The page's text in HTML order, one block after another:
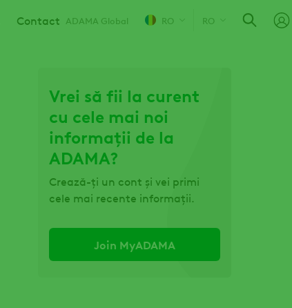
Contact ADAMA Global RO RO
Vrei să fii la curent
cu cele mai noi
informații de la
ADAMA?
Crează-ți un cont și vei primi
cele mai recente informații.
Join MyADAMA